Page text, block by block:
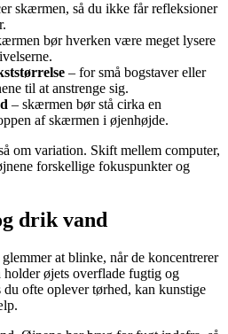
skærmen, så du ikke får refleksioner
bør hverken være meget lysere
– for små bogstaver eller
til at anstrenge sig.
– skærmen bør stå cirka en
af skærmen i øjenhøjde.
om variation. Skift mellem computer,
forskellige fokuspunkter og
drik vand
at blinke, når de koncentrerer
øjets overflade fugtig og
ofte oplever tørhed, kan kunstige